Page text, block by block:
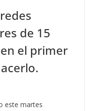
de 15
el primer
este martes